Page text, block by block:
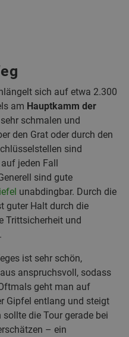
sich auf etwa 2.300
am Hauptkamm der
schmalen und
den Grat oder durch den
sind
jeden Fall
sind gute
unabdingbar. Durch die
guter Halt durch die
Trittsicherheit und
ist sehr schön,
anspruchsvoll, sodass
geht man auf
Gipfel entlang und steigt
die Tour gerade bei
– ein